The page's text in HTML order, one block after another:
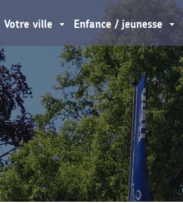
Votre ville Enfance / jeunesse